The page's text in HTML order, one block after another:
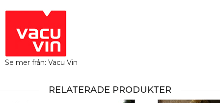
Se mer från: Vacu Vin
RELATERADE PRODUKTER